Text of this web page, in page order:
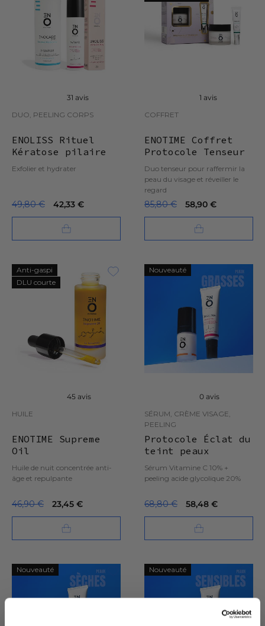
31 avis
DUO, PEELING CORPS
ENOLISS Rituel
Kératose pilaire
Exfolier et hydrater
49,80 € 42,33 €
1 avis
COFFRET
ENOTIME Coffret
Protocole Tenseur
Duo tenseur pour raffermir la
peau du visage et réveiller le
regard
85,80 € 58,90 €
Anti-gaspi
DLU courte
45 avis
HUILE
ENOTIME Supreme
Oil
Huile de nuit concentrée anti-
âge et repulpante
46,90 € 23,45 €
Nouveauté
0 avis
SÉRUM, CRÈME VISAGE,
PEELING
Protocole Éclat du
teint peaux
grasses
Sérum Vitamine C 10% +
peeling acide glycolique 20%
68,80 € 58,48 €
Nouveauté Nouveauté